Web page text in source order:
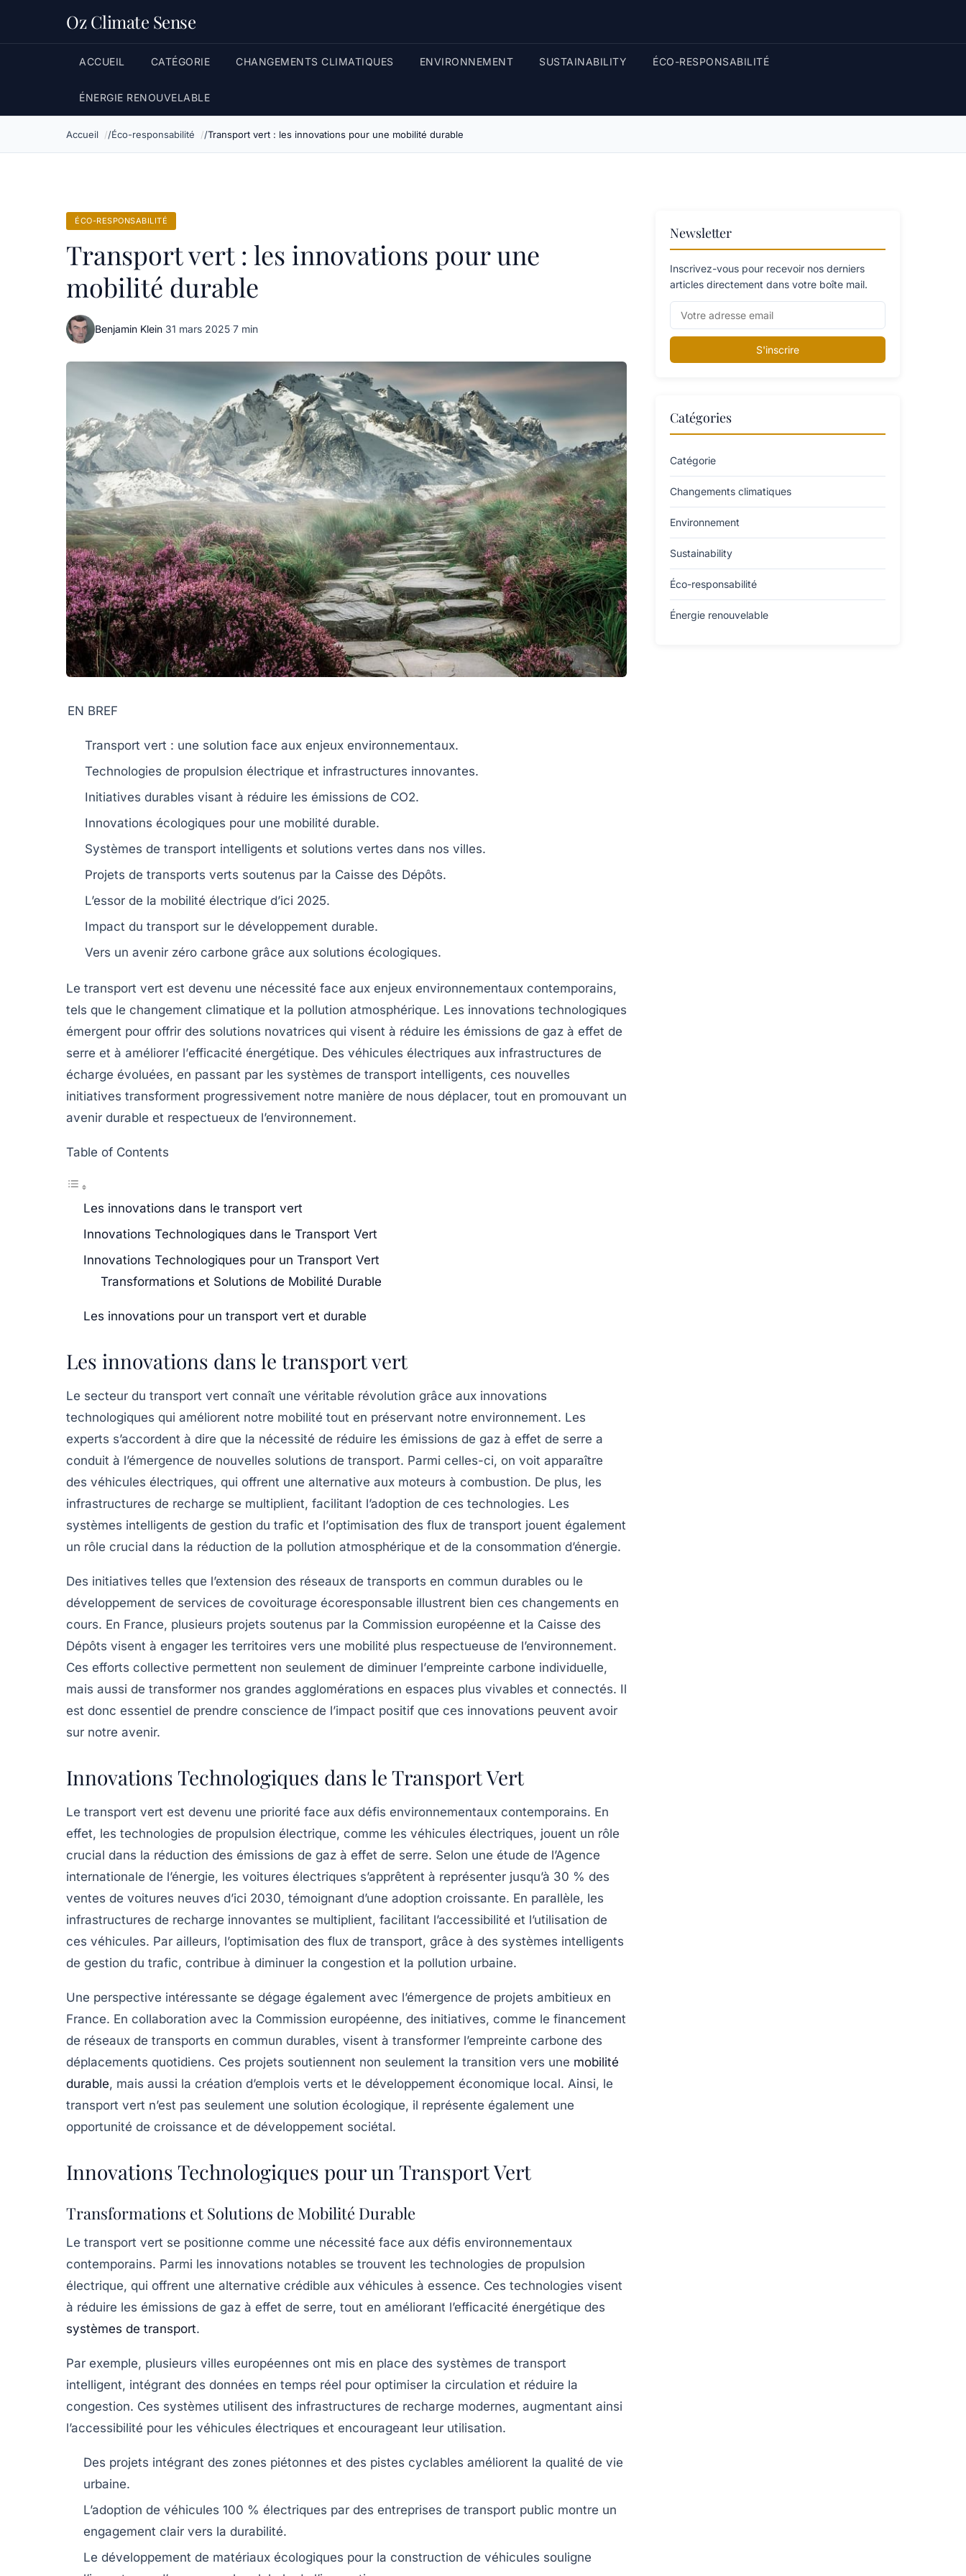
Oz Climate Sense
ACCUEIL CATÉGORIE CHANGEMENTS CLIMATIQUES ENVIRONNEMENT SUSTAINABILITY ÉCO-RESPONSABILITÉ
ÉNERGIE RENOUVELABLE
Accueil Éco-responsabilité Transport vert : les innovations pour une mobilité durable
ÉCO-RESPONSABILITÉ
Transport vert : les innovations pour une
mobilité durable
Benjamin Klein·31 mars 2025·7 min
EN BREF
Transport vert : une solution face aux enjeux environnementaux.
Technologies de propulsion électrique et infrastructures innovantes.
Initiatives durables visant à réduire les émissions de CO2.
Innovations écologiques pour une mobilité durable.
Systèmes de transport intelligents et solutions vertes dans nos villes.
Projets de transports verts soutenus par la Caisse des Dépôts.
L’essor de la mobilité électrique d’ici 2025.
Impact du transport sur le développement durable.
Vers un avenir zéro carbone grâce aux solutions écologiques.
Le transport vert est devenu une nécessité face aux enjeux environnementaux contemporains,
tels que le changement climatique et la pollution atmosphérique. Les innovations technologiques
émergent pour offrir des solutions novatrices qui visent à réduire les émissions de gaz à effet de
serre et à améliorer l’efficacité énergétique. Des véhicules électriques aux infrastructures de
écharge évoluées, en passant par les systèmes de transport intelligents, ces nouvelles
initiatives transforment progressivement notre manière de nous déplacer, tout en promouvant un
avenir durable et respectueux de l’environnement.
Table of Contents
Les innovations dans le transport vert
Innovations Technologiques dans le Transport Vert
Innovations Technologiques pour un Transport Vert
Transformations et Solutions de Mobilité Durable
Les innovations pour un transport vert et durable
Les innovations dans le transport vert
Le secteur du transport vert connaît une véritable révolution grâce aux innovations
technologiques qui améliorent notre mobilité tout en préservant notre environnement. Les
experts s’accordent à dire que la nécessité de réduire les émissions de gaz à effet de serre a
conduit à l’émergence de nouvelles solutions de transport. Parmi celles-ci, on voit apparaître
des véhicules électriques, qui offrent une alternative aux moteurs à combustion. De plus, les
infrastructures de recharge se multiplient, facilitant l’adoption de ces technologies. Les
systèmes intelligents de gestion du trafic et l’optimisation des flux de transport jouent également
un rôle crucial dans la réduction de la pollution atmosphérique et de la consommation d’énergie.
Des initiatives telles que l’extension des réseaux de transports en commun durables ou le
développement de services de covoiturage écoresponsable illustrent bien ces changements en
cours. En France, plusieurs projets soutenus par la Commission européenne et la Caisse des
Dépôts visent à engager les territoires vers une mobilité plus respectueuse de l’environnement.
Ces efforts collective permettent non seulement de diminuer l’empreinte carbone individuelle,
mais aussi de transformer nos grandes agglomérations en espaces plus vivables et connectés. Il
est donc essentiel de prendre conscience de l’impact positif que ces innovations peuvent avoir
sur notre avenir.
Innovations Technologiques dans le Transport Vert
Le transport vert est devenu une priorité face aux défis environnementaux contemporains. En
effet, les technologies de propulsion électrique, comme les véhicules électriques, jouent un rôle
crucial dans la réduction des émissions de gaz à effet de serre. Selon une étude de l’Agence
internationale de l’énergie, les voitures électriques s’apprêtent à représenter jusqu’à 30 % des
ventes de voitures neuves d’ici 2030, témoignant d’une adoption croissante. En parallèle, les
infrastructures de recharge innovantes se multiplient, facilitant l’accessibilité et l’utilisation de
ces véhicules. Par ailleurs, l’optimisation des flux de transport, grâce à des systèmes intelligents
de gestion du trafic, contribue à diminuer la congestion et la pollution urbaine.
Une perspective intéressante se dégage également avec l’émergence de projets ambitieux en
France. En collaboration avec la Commission européenne, des initiatives, comme le financement
de réseaux de transports en commun durables, visent à transformer l’empreinte carbone des
déplacements quotidiens. Ces projets soutiennent non seulement la transition vers une mobilité
durable, mais aussi la création d’emplois verts et le développement économique local. Ainsi, le
transport vert n’est pas seulement une solution écologique, il représente également une
opportunité de croissance et de développement sociétal.
Innovations Technologiques pour un Transport Vert
Transformations et Solutions de Mobilité Durable
Le transport vert se positionne comme une nécessité face aux défis environnementaux
contemporains. Parmi les innovations notables se trouvent les technologies de propulsion
électrique, qui offrent une alternative crédible aux véhicules à essence. Ces technologies visent
à réduire les émissions de gaz à effet de serre, tout en améliorant l’efficacité énergétique des
systèmes de transport.
Par exemple, plusieurs villes européennes ont mis en place des systèmes de transport
intelligent, intégrant des données en temps réel pour optimiser la circulation et réduire la
congestion. Ces systèmes utilisent des infrastructures de recharge modernes, augmentant ainsi
l’accessibilité pour les véhicules électriques et encourageant leur utilisation.
Des projets intégrant des zones piétonnes et des pistes cyclables améliorent la qualité de vie
urbaine.
L’adoption de véhicules 100 % électriques par des entreprises de transport public montre un
engagement clair vers la durabilité.
Le développement de matériaux écologiques pour la construction de véhicules souligne
Newsletter
Inscrivez-vous pour recevoir nos derniers
articles directement dans votre boîte mail.
S'inscrire
Catégories
Catégorie
Changements climatiques
Environnement
Sustainability
Éco-responsabilité
Énergie renouvelable